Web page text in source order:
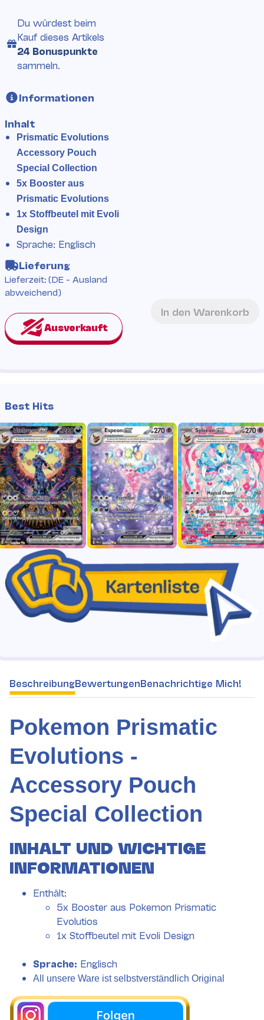
Best Hits
Inhalt
Prismatic Evolutions
Accessory Pouch
Special Collection
5x Booster aus
Prismatic Evolutions
1x Stoffbeutel mit Evoli
Design
Sprache: Englisch
In den Warenkorb
Informationen
Lieferung
Lieferzeit: (DE - Ausland
abweichend)
Du würdest beim
Kauf dieses Artikels
24 Bonuspunkte
sammeln.
weitere Registerkarten anzeigen
BeschreibungBewertungenBenachrichtige Mich!
Pokemon Prismatic
Evolutions -
Accessory Pouch
Special Collection
INHALT UND WICHTIGE
INFORMATIONEN
Enthält:
5x Booster aus Pokemon Prismatic
Evolutios
1x Stoffbeutel mit Evoli Design
Sprache: Englisch
All unsere Ware ist selbstverständlich Original